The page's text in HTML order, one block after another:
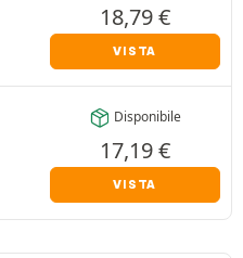
18,79€
VISTA
Disponibile
17,19€
VISTA